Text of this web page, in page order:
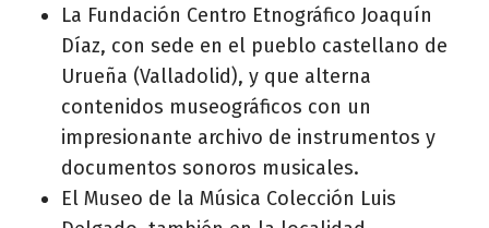
La Fundación Centro Etnográfico Joaquín
Díaz, con sede en el pueblo castellano de
Urueña (Valladolid), y que alterna
contenidos museográficos con un
impresionante archivo de instrumentos y
documentos sonoros musicales.
El Museo de la Música Colección Luis